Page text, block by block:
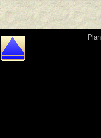
Plan